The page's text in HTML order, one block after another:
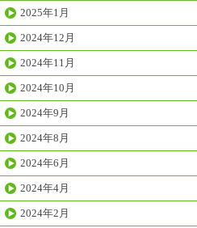
2025年1月
2024年12月
2024年11月
2024年10月
2024年9月
2024年8月
2024年6月
2024年4月
2024年2月